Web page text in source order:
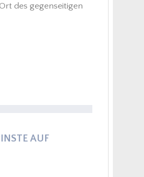
des gegenseitigen
AUF